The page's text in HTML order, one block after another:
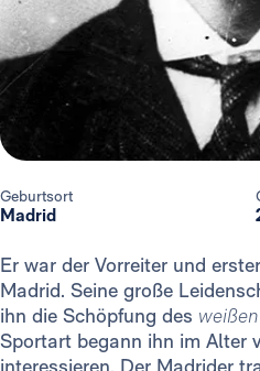
Geburtsort
Madrid
Er war der Vorreiter und
Madrid. Seine große
ihn die Schöpfung des weißen
Sportart begann ihn im Alter
interessieren. Der Madrider